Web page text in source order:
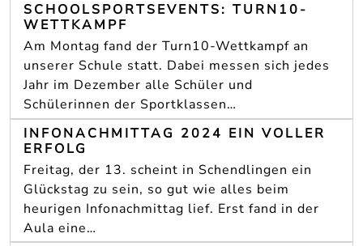
SCHOOLSPORTSEVENTS: TURN10-
WETTKAMPF
Am Montag fand der Turn10-Wettkampf an
unserer Schule statt. Dabei messen sich jedes
Jahr im Dezember alle Schüler und
Schülerinnen der Sportklassen…
INFONACHMITTAG 2024 EIN VOLLER
ERFOLG
Freitag, der 13. scheint in Schendlingen ein
Glückstag zu sein, so gut wie alles beim
heurigen Infonachmittag lief. Erst fand in der
Aula eine…